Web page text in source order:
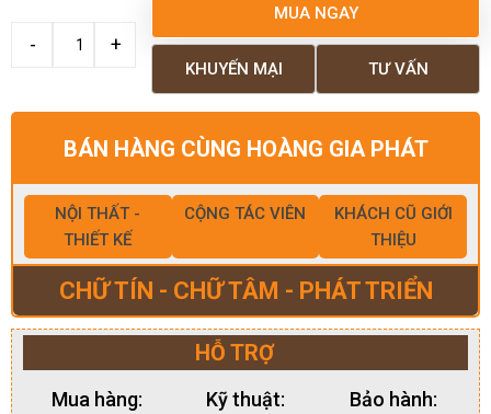
MUA NGAY
TƯ VẤN
KHUYẾN MẠI
BÁN HÀNG CÙNG HOÀNG GIA PHÁT
NỘI THẤT -
THIẾT KẾ
CỘNG TÁC VIÊN
KHÁCH CŨ GIỚI
THIỆU
CHỮ TÍN - CHỮ TÂM - PHÁT TRIỂN
HỖ TRỢ
Mua hàng: Kỹ thuật: Bảo hành: